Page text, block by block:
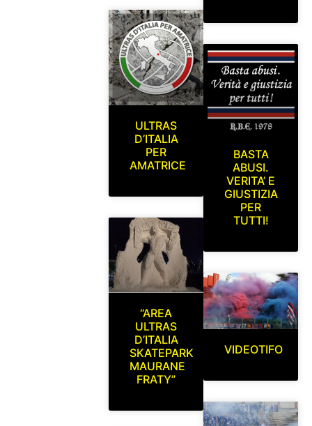
ULTRAS
D’ITALIA
PER
AMATRICE
“AREA
ULTRAS
D’ITALIA
SKATEPARK
MAURANE
FRATY”
BASTA
ABUSI.
VERITA’ E
GIUSTIZIA
PER
TUTTI!
VIDEOTIFO